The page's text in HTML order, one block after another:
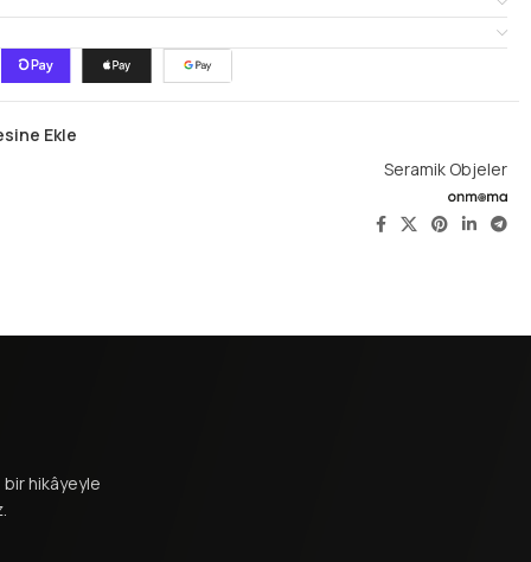
Ekle
Seramik Objeler
hikâyeyle